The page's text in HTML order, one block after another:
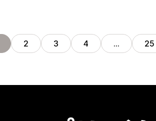
2 3 4 … 25